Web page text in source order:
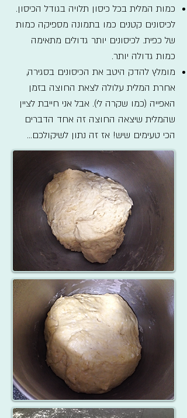
כמות המלית בכל כיסון תלויה בגודל הכיסון.
לכיסונים קטנים כמו בתמונה מספיקה כמות
של כפית. לכיסונים יותר גדולים מתאימה
כמות גדולה יותר.
מומלץ להדק היטב את הכיסונים בסגירה,
אחרת המלית עלולה לצאת החוצה בזמן
האפייה (כמו שקרה לי). אבל אני חייבת לציין
שהמלית שיצאה החוצה זה אחד הדברים
הכי טעימים שיש! אז זה נתון לשיקולכם...